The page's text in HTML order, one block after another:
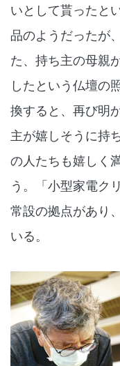
いとして貰ったと
品のようだったが
た、持ち主の母親
したという仏壇の
換すると、再び明
主が嬉しそうに持
の人たちも嬉しく
う。「小型家電ク
常設の拠点があり
いる。